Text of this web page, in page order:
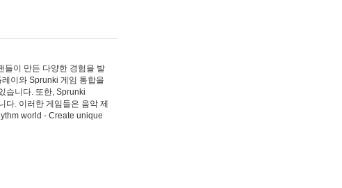
들이 만든 다양한 경험을 발
이와 Sprunki 게임 통합을
습니다. 또한, Sprunki
. 이러한 게임들은 음악 제
world - Create unique